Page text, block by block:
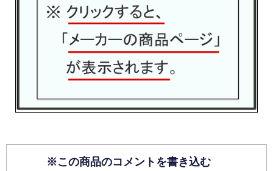
※この商品のコメントを書き込む